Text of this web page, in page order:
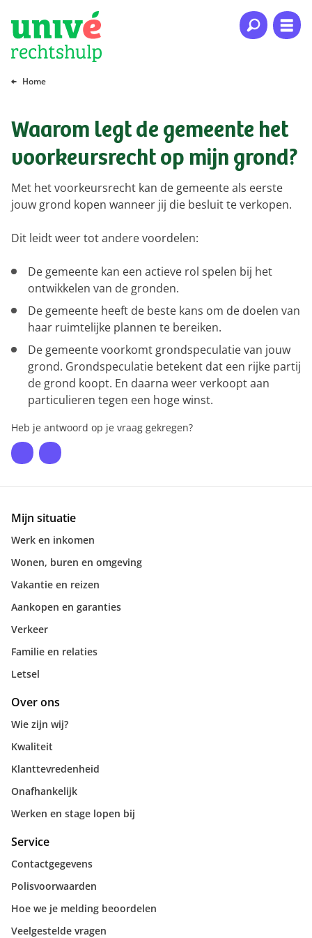
Naar hoofdinhoud
Naar hoofdnavigatie
Naar footer
Home
Waarom legt de gemeente het
voorkeursrecht op mijn grond?
Met het voorkeursrecht kan de gemeente als eerste
jouw grond kopen wanneer jij die besluit te verkopen.
Dit leidt weer tot andere voordelen:
De gemeente kan een actieve rol spelen bij het
ontwikkelen van de gronden.
De gemeente heeft de beste kans om de doelen van
haar ruimtelijke plannen te bereiken.
De gemeente voorkomt grondspeculatie van jouw
grond. Grondspeculatie betekent dat een rijke partij
de grond koopt. En daarna weer verkoopt aan
particulieren tegen een hoge winst.
Heb je antwoord op je vraag gekregen?
Mijn situatie
Werk en inkomen
Wonen, buren en omgeving
Vakantie en reizen
Aankopen en garanties
Verkeer
Familie en relaties
Letsel
Over ons
Wie zijn wij?
Kwaliteit
Klanttevredenheid
Onafhankelijk
Werken en stage lopen bij
Service
Contactgegevens
Polisvoorwaarden
Hoe we je melding beoordelen
Veelgestelde vragen